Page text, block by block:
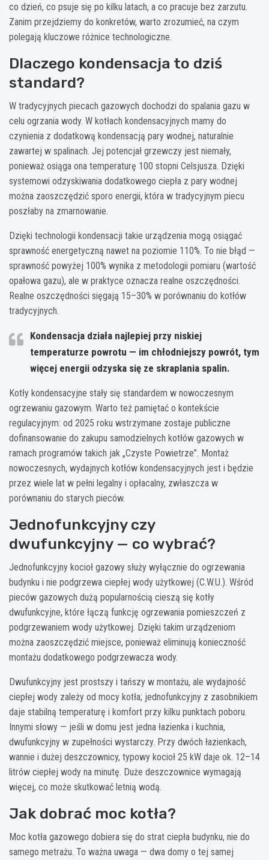
co dzień, co psuje się po kilku latach, a co pracuje bez zarzutu.
Zanim przejdziemy do konkretów, warto zrozumieć, na czym
polegają kluczowe różnice technologiczne.
Dlaczego kondensacja to dziś
standard?
W tradycyjnych piecach gazowych dochodzi do spalania gazu w
celu ogrzania wody. W kotłach kondensacyjnych mamy do
czynienia z dodatkową kondensacją pary wodnej, naturalnie
zawartej w spalinach. Jej potencjał grzewczy jest niemały,
ponieważ osiąga ona temperaturę 100 stopni Celsjusza. Dzięki
systemowi odzyskiwania dodatkowego ciepła z pary wodnej
można zaoszczędzić sporo energii, która w tradycyjnym piecu
poszłaby na zmarnowanie.
Dzięki technologii kondensacji takie urządzenia mogą osiągać
sprawność energetyczną nawet na poziomie 110%. To nie błąd —
sprawność powyżej 100% wynika z metodologii pomiaru (wartość
opałowa gazu), ale w praktyce oznacza realne oszczędności.
Realne oszczędności sięgają 15–30% w porównaniu do kotłów
tradycyjnych.
Kondensacja działa najlepiej przy niskiej
temperaturze powrotu — im chłodniejszy powrót, tym
więcej energii odzyska się ze skraplania spalin.
Kotły kondensacyjne stały się standardem w nowoczesnym
ogrzewaniu gazowym. Warto też pamiętać o kontekście
regulacyjnym: od 2025 roku wstrzymane zostaje publiczne
dofinansowanie do zakupu samodzielnych kotłów gazowych w
ramach programów takich jak „Czyste Powietrze”. Montaż
nowoczesnych, wydajnych kotłów kondensacyjnych jest i będzie
przez wiele lat w pełni legalny i opłacalny, zwłaszcza w
porównaniu do starych pieców.
Jednofunkcyjny czy
dwufunkcyjny — co wybrać?
Jednofunkcyjny kocioł gazowy służy wyłącznie do ogrzewania
budynku i nie podgrzewa ciepłej wody użytkowej (C.W.U.). Wśród
pieców gazowych dużą popularnością cieszą się kotły
dwufunkcyjne, które łączą funkcję ogrzewania pomieszczeń z
podgrzewaniem wody użytkowej. Dzięki takim urządzeniom
można zaoszczędzić miejsce, ponieważ eliminują konieczność
montażu dodatkowego podgrzewacza wody.
Dwufunkcyjny jest prostszy i tańszy w montażu, ale wydajność
ciepłej wody zależy od mocy kotła; jednofunkcyjny z zasobnikiem
daje stabilną temperaturę i komfort przy kilku punktach poboru.
Innymi słowy — jeśli w domu jest jedna łazienka i kuchnia,
dwufunkcyjny w zupełności wystarczy. Przy dwóch łazienkach,
wannie i dużej deszczownicy, typowy kocioł 25 kW daje ok. 12–14
litrów ciepłej wody na minutę. Duże deszczownice wymagają
więcej, co może skutkować letnią wodą.
Jak dobrać moc kotła?
Moc kotła gazowego dobiera się do strat ciepła budynku, nie do
samego metrażu. To ważna uwaga — dwa domy o tej samej